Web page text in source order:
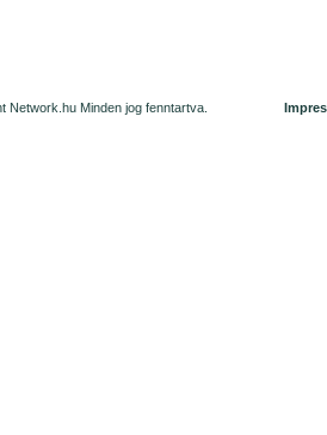
Network.hu Minden jog fenntartva.